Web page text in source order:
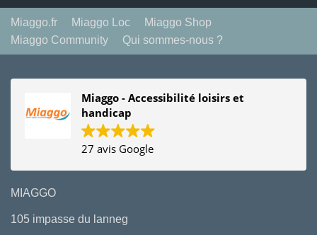
Miaggo.fr Miaggo Loc
Miaggo Shop
Miaggo Community
Qui sommes-nous ?
Miaggo - Accessibilité loisirs et
handicap
27 avis Google
MIAGGO
105 impasse du lanneg